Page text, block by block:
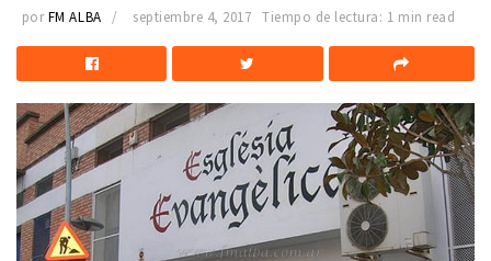
por FM ALBA septiembre 4, 2017 Tiempo de lectura: 1 min read